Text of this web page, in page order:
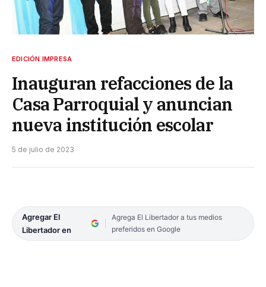
EDICIÓN IMPRESA
Inauguran refacciones de la
Casa Parroquial y anuncian
nueva institución escolar
5 de julio de 2023
Agregar El
Libertador en
Agrega El Libertador a tus medios
preferidos en Google